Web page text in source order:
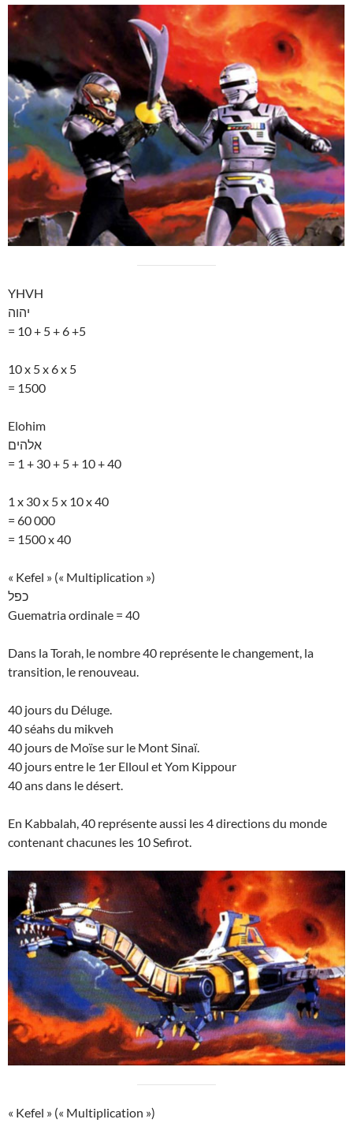
YHVH
יהוה
= 10 + 5 + 6 +5
10 x 5 x 6 x 5
= 1500
Elohim
אלהים
= 1 + 30 + 5 + 10 + 40
1 x 30 x 5 x 10 x 40
= 60 000
= 1500 x 40
« Kefel » (« Multiplication »)
כפל
Guematria ordinale = 40
Dans la Torah, le nombre 40 représente le changement, la
transition, le renouveau.
40 jours du Déluge.
40 séahs du mikveh
40 jours de Moïse sur le Mont Sinaï.
40 jours entre le 1er Elloul et Yom Kippour
40 ans dans le désert.
En Kabbalah, 40 représente aussi les 4 directions du monde
contenant chacunes les 10 Sefirot.
« Kefel » (« Multiplication »)